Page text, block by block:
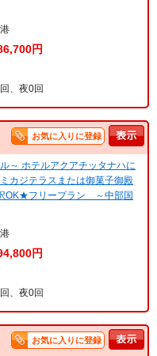
円
、夜0回
お気に入りに登録
～ ホテルアクアチッタナハに
カジテラスまたは御菓子御殿
OK★フリープラン ～中部国
円
、夜0回
お気に入りに登録